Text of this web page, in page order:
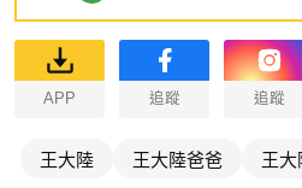
APP 追蹤 追蹤
王大陸 王大陸爸爸 王